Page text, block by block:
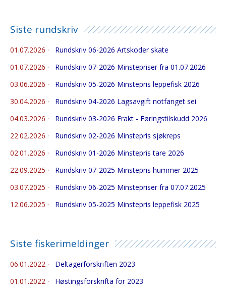
Siste rundskriv
01.07.2026 ·
Rundskriv 06-2026 Artskoder skate
01.07.2026 ·
Rundskriv 07-2026 Minstepriser fra 01.07.2026
03.06.2026 ·
Rundskriv 05-2026 Minstepris leppefisk 2026
30.04.2026 ·
Rundskriv 04-2026 Lagsavgift notfanget sei
04.03.2026 ·
Rundskriv 03-2026 Frakt - Føringstilskudd 2026
22.02.2026 ·
Rundskriv 02-2026 Minstepris sjøkreps
02.01.2026 ·
Rundskriv 01-2026 Minstepris tare 2026
22.09.2025 ·
Rundskriv 07-2025 Minstepris hummer 2025
03.07.2025 ·
Rundskriv 06-2025 Minstepriser fra 07.07.2025
12.06.2025 · Rundskriv 05-2025 Minstepris leppefisk 2025
Siste fiskerimeldinger
06.01.2022 ·
Deltagerforskriften 2023
01.01.2022 · Høstingsforskrifta for 2023